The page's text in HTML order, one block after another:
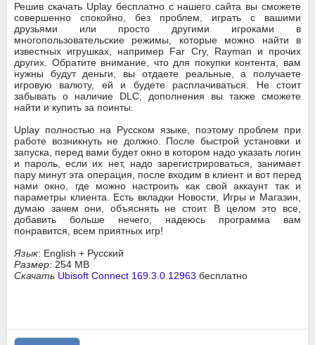
Решив скачать Uplay бесплатно с нашего сайта вы сможете
совершенно спокойно, без проблем, играть с вашими
друзьями или просто другими игроками в
многопользовательские режимы, которые можно найти в
известных игрушках, например Far Cry, Rayman и прочих
других. Обратите внимание, что для покупки контента, вам
нужны будут деньги, вы отдаете реальные, а получаете
игровую валюту, ей и будете расплачиваться. Не стоит
забывать о наличие DLC, дополнения вы также сможете
найти и купить за поинты.
Uplay полностью на Русском языке, поэтому проблем при
работе возникнуть не должно. После быстрой установки и
запуска, перед вами будет окно в котором надо указать логин
и пароль, если их нет, надо зарегистрироваться, занимает
пару минут эта операция, после входим в клиент и вот перед
нами окно, где можно настроить как свой аккаунт так и
параметры клиента. Есть вкладки Новости, Игры и Магазин,
думаю зачем они, объяснять не стоит. В целом это все,
добавить больше нечего, надеюсь программа вам
понравится, всем приятных игр!
Язык: English + Русский
Размер: 254 MB
Скачать Ubisoft Connect 169.3.0.12963 бесплатно